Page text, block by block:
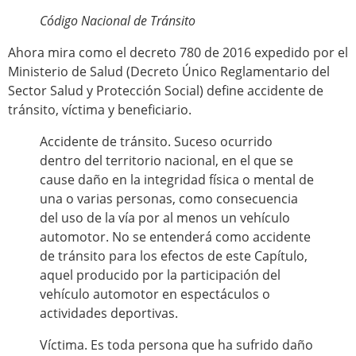
Código Nacional de Tránsito
Ahora mira como el decreto 780 de 2016 expedido por el
Ministerio de Salud (Decreto Único Reglamentario del
Sector Salud y Protección Social) define accidente de
tránsito, víctima y beneficiario.
Accidente de tránsito. Suceso ocurrido
dentro del territorio nacional, en el que se
cause daño en la integridad física o mental de
una o varias personas, como consecuencia
del uso de la vía por al menos un vehículo
automotor. No se entenderá como accidente
de tránsito para los efectos de este Capítulo,
aquel producido por la participación del
vehículo automotor en espectáculos o
actividades deportivas.
Víctima. Es toda persona que ha sufrido daño